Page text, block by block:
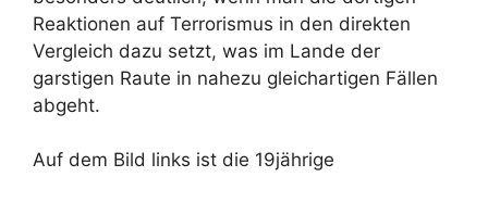
Reaktionen auf Terrorismus in den direkten
Vergleich dazu setzt, was im Lande der
garstigen Raute in nahezu gleichartigen Fällen
abgeht.
Auf dem Bild links ist die 19jährige